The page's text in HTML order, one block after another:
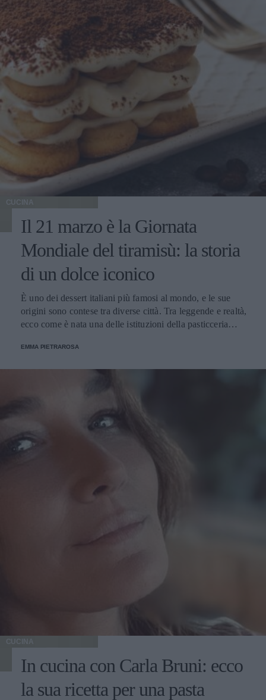
CUCINA
Il 21 marzo è la Giornata
Mondiale del tiramisù: la storia
di un dolce iconico
È uno dei dessert italiani più famosi al mondo, e le sue
origini sono contese tra diverse città. Tra leggende e realtà,
ecco come è nata una delle istituzioni della pasticceria
EMMA PIETRAROSA
CUCINA
In cucina con Carla Bruni: ecco
la sua ricetta per una pasta